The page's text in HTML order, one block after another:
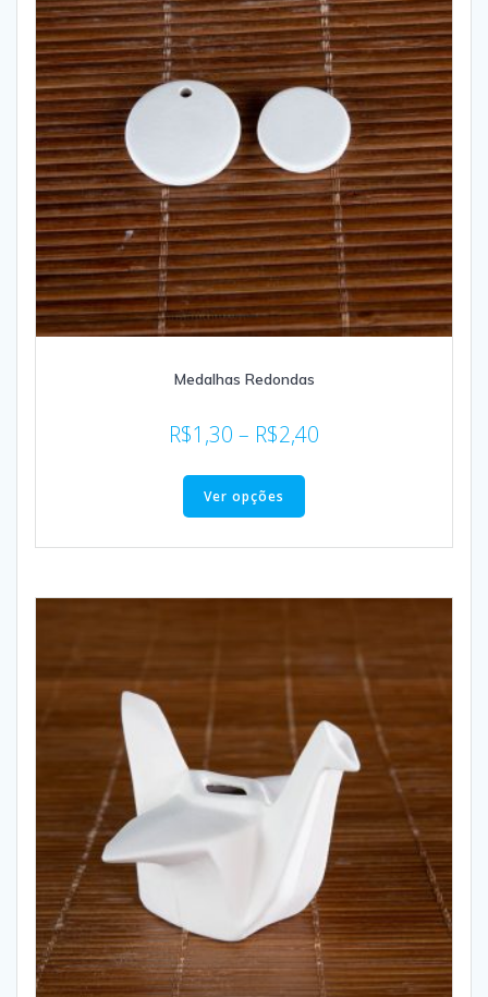
Medalhas Redondas
R$1,30 – R$2,40
Ver opções